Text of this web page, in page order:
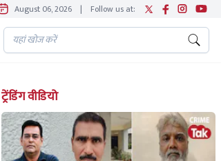
August 06, 2026 | Follow us at:
ट्रेंडिंग वीडियो